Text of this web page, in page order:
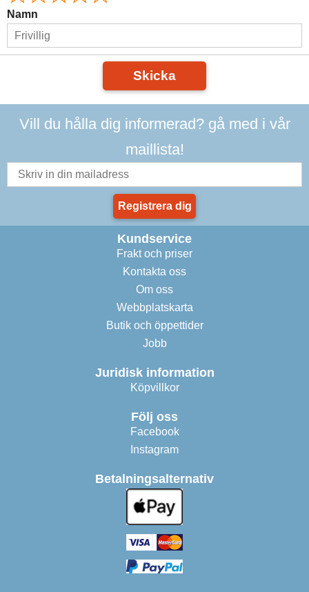
Namn
Skicka
Vill du hålla dig informerad? gå med i vår
maillista!
Registrera dig
Kundservice
Frakt och priser
Kontakta oss
Om oss
Webbplatskarta
Butik och öppettider
Jobb
Juridisk information
Köpvillkor
Följ oss
Facebook
Instagram
Betalningsalternativ